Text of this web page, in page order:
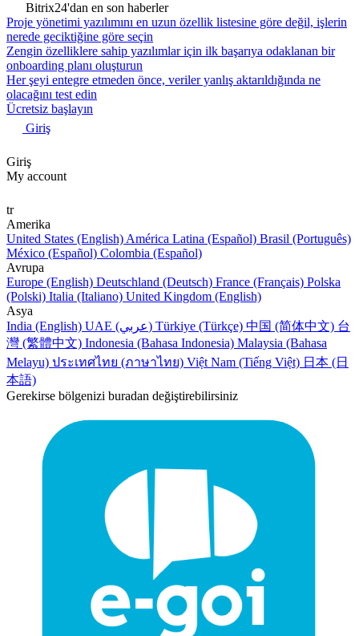
Bitrix24'dan en son haberler
Proje yönetimi yazılımını en uzun özellik listesine göre değil, işlerin
nerede geciktiğine göre seçin
Zengin özelliklere sahip yazılımlar için ilk başarıya odaklanan bir
onboarding planı oluşturun
Her şeyi entegre etmeden önce, veriler yanlış aktarıldığında ne
olacağını test edin
Ücretsiz başlayın
Giriş
Giriş
My account
tr
Amerika
United States (English) América Latina (Español) Brasil (Português)
México (Español) Colombia (Español)
Avrupa
Europe (English) Deutschland (Deutsch) France (Français) Polska
(Polski) Italia (Italiano) United Kingdom (English)
Asya
India (English)
UAE (عربي) Türkiye (Türkçe) 中国 (简体中文) 台
灣 (繁體中文) Indonesia (Bahasa Indonesia) Malaysia (Bahasa
Melayu) ประเทศไทย (ภาษาไทย) Việt Nam (Tiếng Việt) 日本 (日
本語)
Gerekirse bölgenizi buradan değiştirebilirsiniz